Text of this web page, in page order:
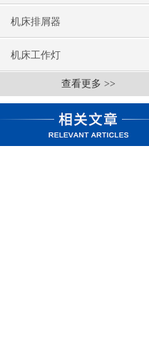
机床排屑器
机床工作灯
查看更多 >>